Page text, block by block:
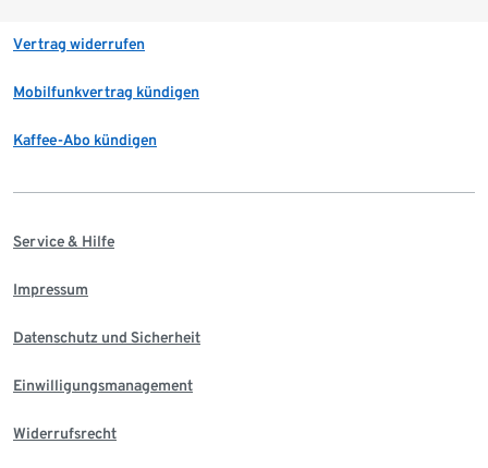
Vertrag widerrufen
Mobilfunkvertrag kündigen
Kaffee-Abo kündigen
Service & Hilfe
Impressum
Datenschutz und Sicherheit
Einwilligungsmanagement
Widerrufsrecht